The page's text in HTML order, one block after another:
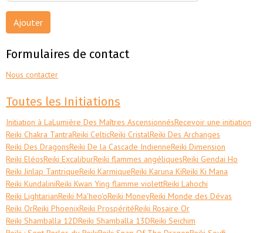
Ajouter
Formulaires de contact
Nous contacter
Toutes les Initiations
Initiation à LaLumière Des Maîtres AscensionnésRecevoir une initiation
Reiki Chakra TantraReiki CelticReiki CristalReiki Des Archanges
Reiki Des DragonsReiki De la Cascade IndienneReiki Dimension
Reiki EléosReiki ExcaliburReiki flammes angéliquesReiki Gendai Ho
Reiki Jinlap TantriqueReiki KarmiqueReiki Karuna KiReiki Ki Mana
Reiki KundaliniReiki Kwan Ying flamme violettReiki Lahochi
Reiki LightarianReiki Ma'heo'oReiki MoneyReiki Monde des Dévas
Reiki OrReiki PhoenixReiki ProspéritéReiki Rosaire Or
Reiki Shamballa 12DReiki Shamballa 13DReiki Seichim